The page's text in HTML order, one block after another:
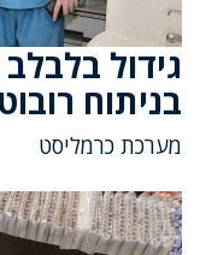
גידול
בניתוח
מערכת כרמליסט